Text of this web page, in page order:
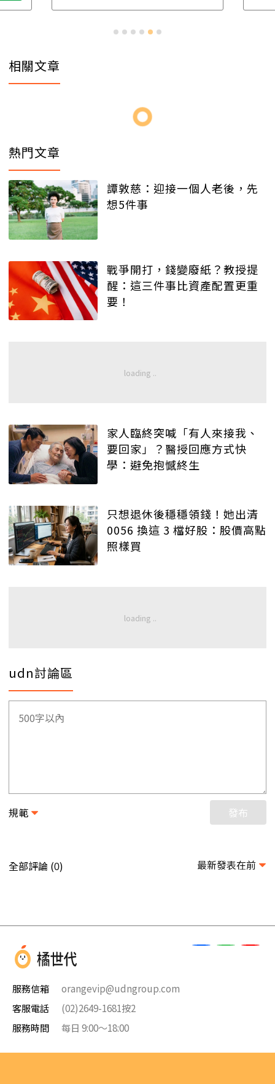
相關文章
熱門文章
譚敦慈：迎接一個人老後，先
想5件事
戰爭開打，錢變廢紙？教授提
醒：這三件事比資產配置更重
要！
家人臨終突喊「有人來接我、
要回家」？醫授回應方式快
學：避免抱憾終生
只想退休後穩穩領錢！她出清
0056 換這 3 檔好股：股價高點
照樣買
udn討論區
規範 發布
全部評論 (0) 最新發表在前
服務信箱
orangevip@udngroup.com
客服電話
(02)2649-1681按2
服務時間
每日 9:00～18:00